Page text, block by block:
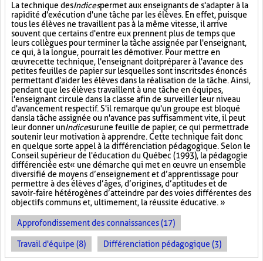
La technique desIndicespermet aux enseignants de s'adapter à la
rapidité d'exécution d'une tâche par les élèves. En effet, puisque
tous les élèves ne travaillent pas à la même vitesse, il arrive
souvent que certains d'entre eux prennent plus de temps que
leurs collègues pour terminer la tâche assignée par l'enseignant,
ce qui, à la longue, pourrait les démotiver. Pour mettre en
œuvre cette technique, l'enseignant doit préparer à l'avance des
petites feuilles de papier sur lesquelles sont inscrits des énoncés
permettant d'aider les élèves dans la réalisation de la tâche. Ainsi,
pendant que les élèves travaillent à une tâche en équipes,
l'enseignant circule dans la classe afin de surveiller leur niveau
d'avancement respectif. S'il remarque qu'un groupe est bloqué
dans la tâche assignée ou n'avance pas suffisamment vite, il peut
leur donner unIndicesurune feuille de papier, ce qui permettra de
soutenir leur motivation à apprendre. Cette technique fait donc
en quelque sorte appel à la différenciation pédagogique. Selon le
Conseil supérieur de l'éducation du Québec (1993), la pédagogie
différenciée est « une démarche qui met en œuvre un ensemble
diversifié de moyens d’enseignement et d’apprentissage pour
permettre à des élèves d’âges, d’origines, d’aptitudes et de
savoir-faire hétérogènes d’atteindre par des voies différentes des
objectifs communs et, ultimement, la réussite éducative. »
Approfondissement des connaissances (17)
Travail d'équipe (8) Différenciation pédagogique (3)